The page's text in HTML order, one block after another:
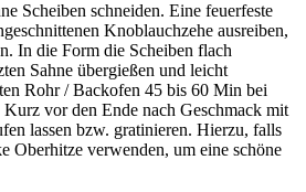
Scheiben schneiden. Eine feuerfeste
Knoblauchzehe ausreiben,
In die Form die Scheiben flach
Sahne übergießen und leicht
Rohr / Backofen 45 bis 60 Min bei
vor den Ende nach Geschmack mit
lassen bzw. gratinieren. Hierzu, falls
Oberhitze verwenden, um eine schöne